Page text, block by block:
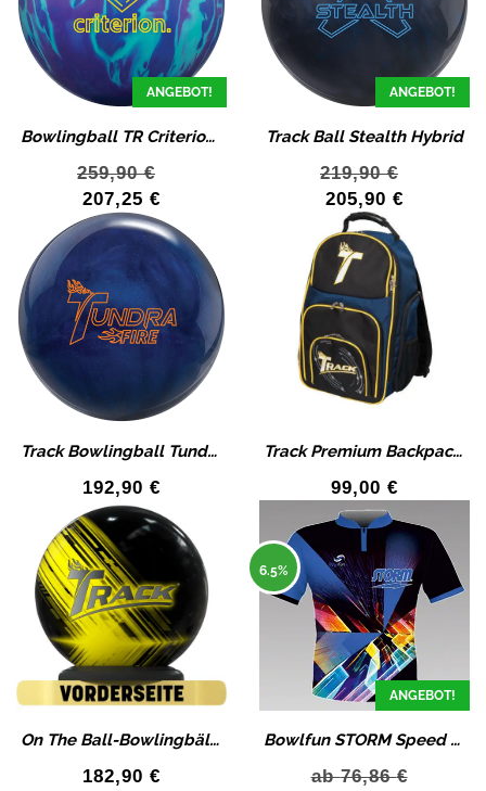
ANGEBOT!
Bowlingball TR Criterion Track Bowling Kugel
259,90€
207,25 €
ANGEBOT!
Track Ball Stealth Hybrid
219,90€
205,90 €
Track Bowlingball Tundra Fire blue
192,90 €
Track Premium Backpack Black/Navy/ Yellow Bowling Rucksack
99,00 €
On The Ball-Bowlingbälle im Design Top Track
182,90 €
ANGEBOT!
6.5%
Bowlfun STORM Speed Blue Best Quallität Jersey Men
ab76,86€